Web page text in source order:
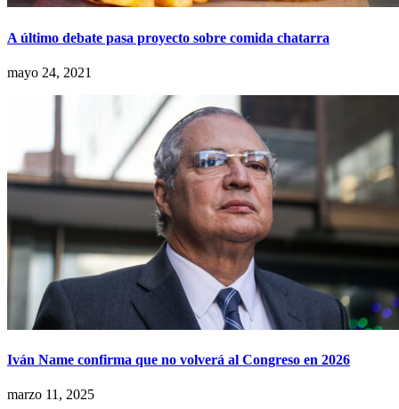
A último debate pasa proyecto sobre comida chatarra
mayo 24, 2021
Iván Name confirma que no volverá al Congreso en 2026
marzo 11, 2025